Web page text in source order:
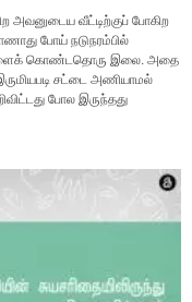
அவனுடைய வீட்டிற்குப் போகிற
போய் நடுநரம்பில்
கொண்டதொரு இலை. அதை
சட்டை அணியாமல்
போல இருந்தது